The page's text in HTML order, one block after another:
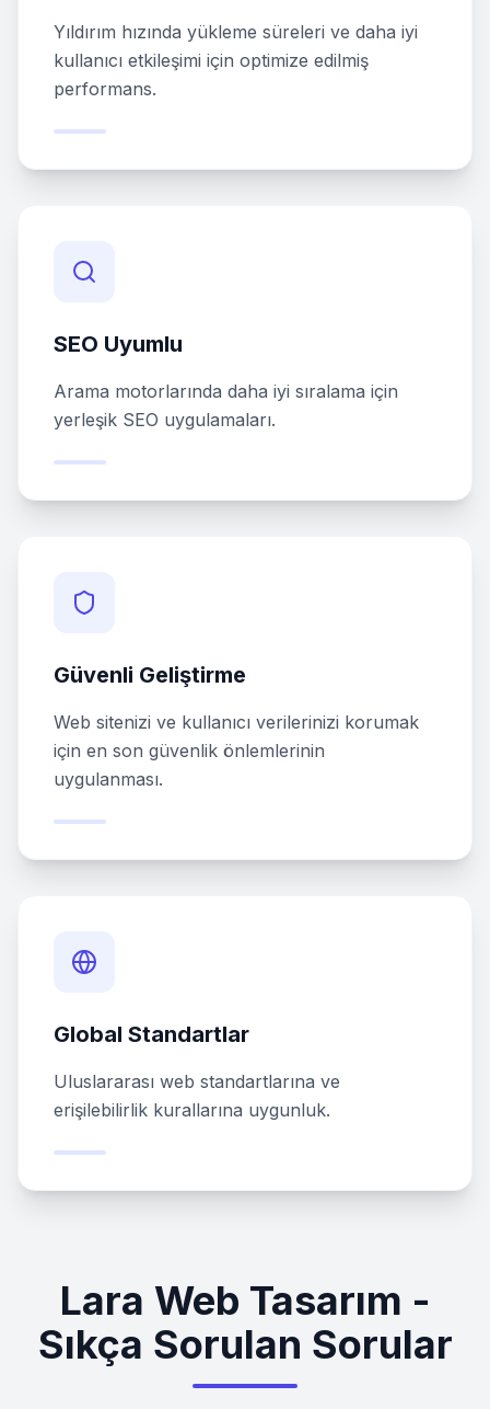
Yıldırım hızında yükleme süreleri ve daha iyi
kullanıcı etkileşimi için optimize edilmiş
performans.
SEO Uyumlu
Arama motorlarında daha iyi sıralama için
yerleşik SEO uygulamaları.
Güvenli Geliştirme
Web sitenizi ve kullanıcı verilerinizi korumak
için en son güvenlik önlemlerinin
uygulanması.
Global Standartlar
Uluslararası web standartlarına ve
erişilebilirlik kurallarına uygunluk.
Lara Web Tasarım -
Sıkça Sorulan Sorular